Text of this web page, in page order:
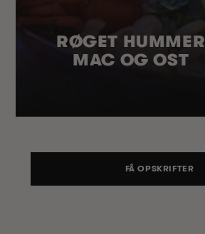
RØGET HUMMER
MAC OG OST
FÅ OPSKRIFTER